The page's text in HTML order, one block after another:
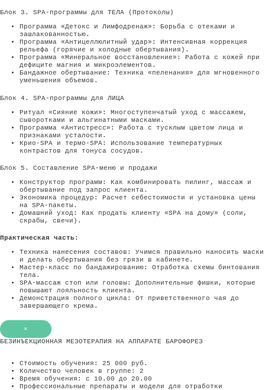
Блок 3. SPA-программы для ТЕЛА (Протоколы)
Программа «Детокс и Лимфодренаж»: Борьба с отеками и
зашлакованностью.
Программа «Антицеллюлитный удар»: Интенсивная коррекция
рельефа (горячие и холодные обертывания).
Программа «Минеральное восстановление»: Работа с кожей при
дефиците магния и микроэлементов.
Бандажное обертывание: Техника «пеленания» для мгновенного
уменьшения объемов.
Блок 4. SPA-программы для ЛИЦА
Ритуал «Сияние кожи»: Многоступенчатый уход с массажем,
сыворотками и альгинатными масками.
Программа «Антистресс»: Работа с тусклым цветом лица и
признаками усталости.
Крио-SPA и термо-SPA: Использование температурных
контрастов для тонуса сосудов.
Блок 5. Составление SPA-меню и продажи
Конструктор программ: Как комбинировать пилинг, массаж и
обертывание под запрос клиента.
Экономика процедур: Расчет себестоимости и установка цены
на SPA-пакеты.
Домашний уход: Как продать клиенту «SPA на дому» (соли,
скрабы, свечи).
Практическая часть:
Техника нанесения составов: Учимся правильно наносить маски
и делать обертывания без грязи в кабинете.
Мастер-класс по бандажированию: Отработка схемы бинтования
тела.
SPA-массаж стоп или головы: Дополнительные фишки, которые
повышают лояльность клиента.
Демонстрация полного цикла: От приветственного чая до
завершающего крема.
×
БЕЗИНЪЕКЦИОННАЯ МЕЗОТЕРАПИЯ НА АППАРАТЕ БАРОФОРЕЗ
Стоимость обучения: 25 000 руб.
Количество человек в группе: 2
Время обучения: с 10.00 до 20.00
Профессиональные препараты и модели для отработки